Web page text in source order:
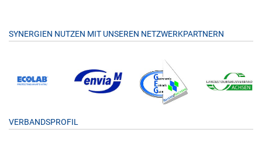
SYNERGIEN NUTZEN MIT UNSEREN NETZWERKPARTNERN
VERBANDSPROFIL